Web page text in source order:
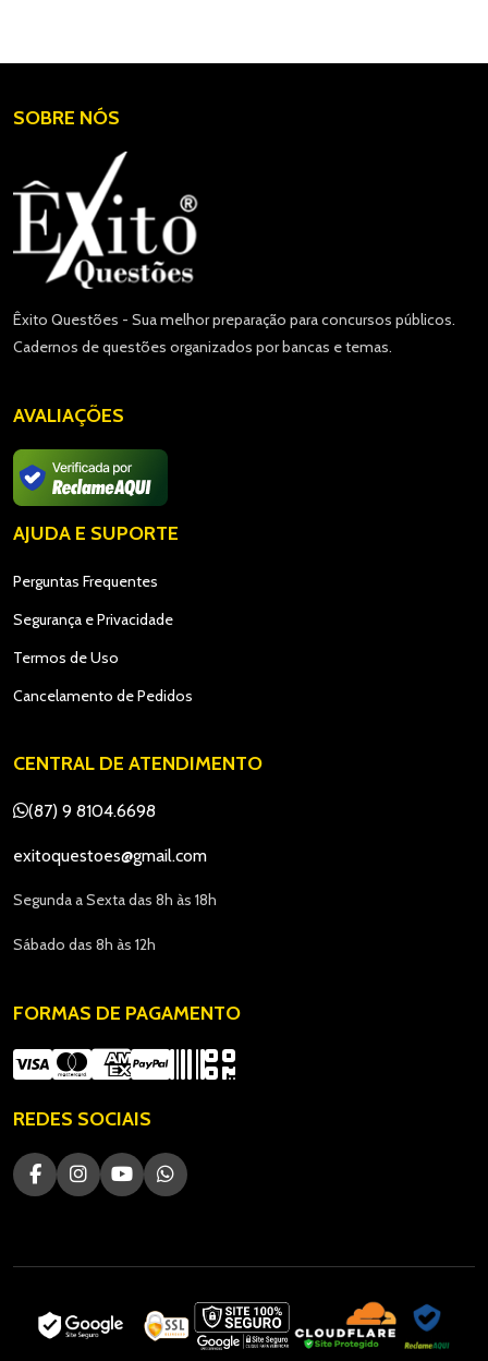
SOBRE NÓS
Êxito Questões - Sua melhor preparação para concursos públicos.
Cadernos de questões organizados por bancas e temas.
AVALIAÇÕES
AJUDA E SUPORTE
Perguntas Frequentes
Segurança e Privacidade
Termos de Uso
Cancelamento de Pedidos
CENTRAL DE ATENDIMENTO
(87) 9 8104.6698
exitoquestoes@gmail.com
Segunda a Sexta das 8h às 18h
Sábado das 8h às 12h
FORMAS DE PAGAMENTO
REDES SOCIAIS